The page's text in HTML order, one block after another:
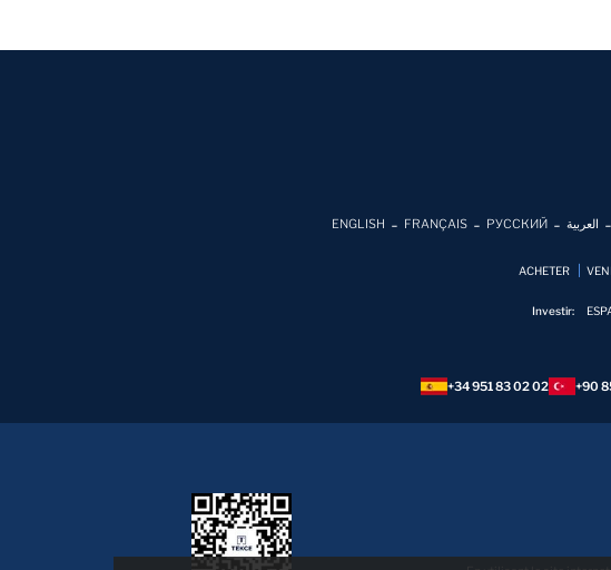
ENGLISH FRANÇAIS РУССКИЙ العربية
ACHETER
Investir:
+34 951 83 02 02
+90